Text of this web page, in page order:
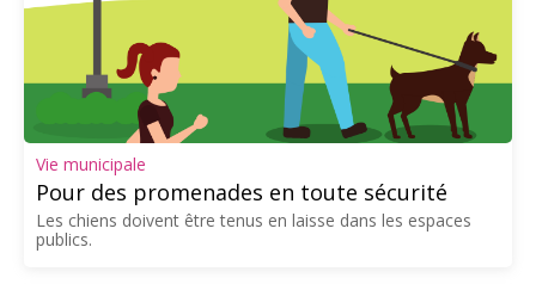
Vie municipale
Pour des promenades en toute sécurité
Les chiens doivent être tenus en laisse dans les espaces
publics.